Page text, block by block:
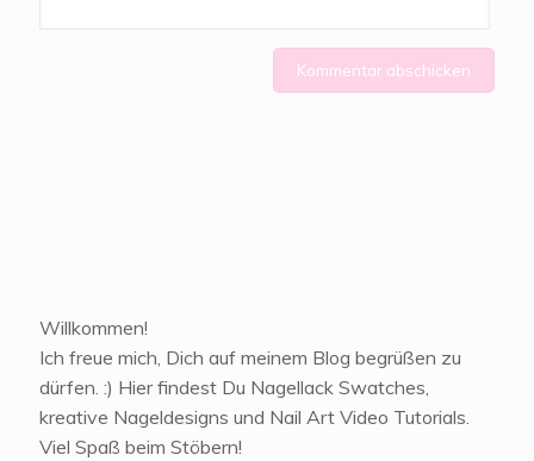
Willkommen!
Ich freue mich, Dich auf meinem Blog begrüßen zu
dürfen. :) Hier findest Du Nagellack Swatches,
kreative Nageldesigns und Nail Art Video Tutorials.
Viel Spaß beim Stöbern!